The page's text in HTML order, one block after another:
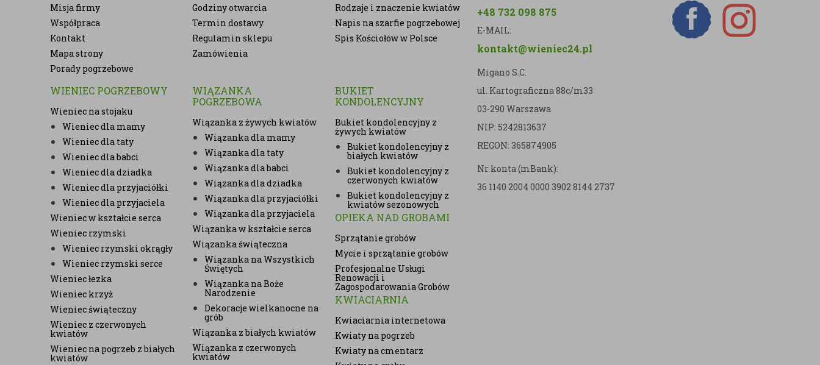
Misja firmy
Współpraca
Kontakt
Mapa strony
Porady pogrzebowe
Godziny otwarcia
Termin dostawy
Regulamin sklepu
Zamówienia
Rodzaje i znaczenie kwiatów
Napis na szarfie pogrzebowej
Spis Kościołów w Polsce
WIENIEC POGRZEBOWY
Wieniec na stojaku
Wieniec dla mamy
Wieniec dla taty
Wieniec dla babci
Wieniec dla dziadka
Wieniec dla przyjaciółki
Wieniec dla przyjaciela
Wieniec w kształcie serca
Wieniec rzymski
Wieniec rzymski okrągły
Wieniec rzymski serce
Wieniec łezka
Wieniec krzyż
Wieniec świąteczny
Wieniec z czerwonych
kwiatów
Wieniec na pogrzeb z białych
kwiatów
WIĄZANKA
POGRZEBOWA
Wiązanka z żywych kwiatów
Wiązanka dla mamy
Wiązanka dla taty
Wiązanka dla babci
Wiązanka dla dziadka
Wiązanka dla przyjaciółki
Wiązanka dla przyjaciela
Wiązanka w kształcie serca
Wiązanka świąteczna
Wiązanka na Wszystkich
Świętych
Wiązanka na Boże
Narodzenie
Dekoracje wielkanocne na
grób
Wiązanka z białych kwiatów
Wiązanka z czerwonych
kwiatów
BUKIET
KONDOLENCYJNY
Bukiet kondolencyjny z
żywych kwiatów
Bukiet kondolencyjny z
białych kwiatów
Bukiet kondolencyjny z
czerwonych kwiatów
Bukiet kondolencyjny z
kwiatów sezonowych
OPIEKA NAD GROBAMI
Sprzątanie grobów
Mycie i sprzątanie grobów
Profesjonalne Usługi
Renowacji i
Zagospodarowania Grobów
KWIACIARNIA
Kwiaciarnia internetowa
Kwiaty na pogrzeb
Kwiaty na cmentarz
+48 732 098 875
E-MAIL:
kontakt@wieniec24.pl
Migano S.C.
ul. Kartograficzna 88c/m33
03-290 Warszawa
NIP: 5242813637
REGON: 365874905
Nr konta (mBank):
36 1140 2004 0000 3902 8144 2737